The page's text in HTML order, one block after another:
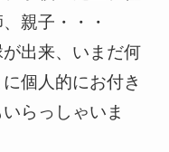
親子・・・
出来、いまだ何
個人的にお付き
らっしゃいま